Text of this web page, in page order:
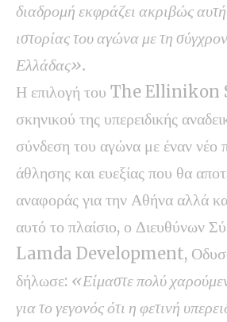
διαδρομή εκφράζει ακριβώς
ιστορίας του αγώνα με τη
Ελλάδας».
Η επιλογή του The
σκηνικού της υπερειδικής
σύνδεση του αγώνα με έναν νέο
άθλησης και ευεξίας που θα
αναφοράς για την Αθήνα αλλά
αυτό το πλαίσιο, ο Διευθύνων
Lamda Development,
δήλωσε: «Είμαστε πολύ
για το γεγονός ότι η φετινή